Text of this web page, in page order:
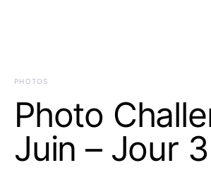
PHOTOS
Photo
Juin – Jour 3